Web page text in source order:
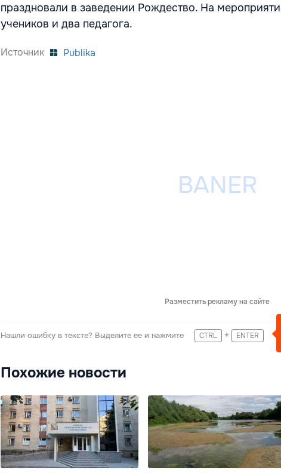
праздновали в заведении Рождество. На
учеников и два педагога.
Источник Publika
Разместить рекламу на сайте
Нашли ошибку в тексте? Выделите ее и нажмите CTRL + ENTER
Похожие новости